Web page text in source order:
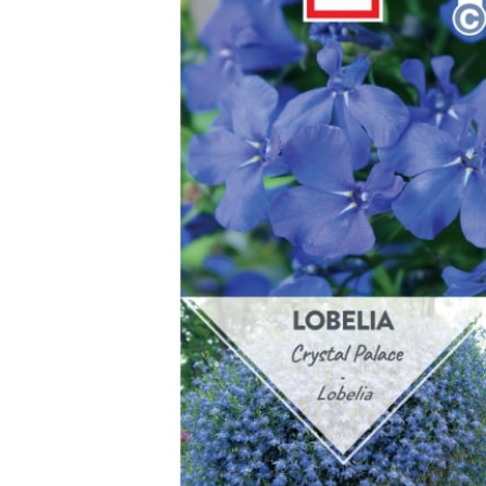
Arbustes de terre de bruyère
Plantes Grimpantes
Arbres fruitiers
Conifères
Plantes méditerranéennes et exotiques
Rosiers
Plantes
Plantes
Plantes
Plantes
Plantes
Plantes
Plantes
Lavande